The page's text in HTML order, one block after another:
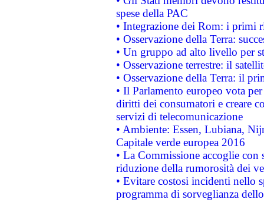
spese della PAC
• Integrazione dei Rom: i primi
• Osservazione della Terra:
• Un gruppo ad alto livello per
• Osservazione terrestre: il
• Osservazione della Terra: il
• Il Parlamento europeo vota
diritti dei consumatori e creare
servizi di telecomunicazione
• Ambiente: Essen, Lubiana,
Capitale verde europea 2016
• La Commissione accoglie
riduzione della rumorosità dei
• Evitare costosi incidenti nello
programma di sorveglianza